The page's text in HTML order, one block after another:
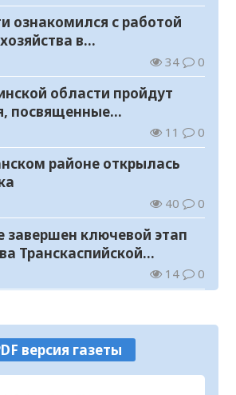
ознакомился с работой
в
районе
34 0
области пройдут
посвященные
дню молодежи 11 0
районе открылась
40 0
завершен ключевой этап
Транскаспийской
линии связи14 0
работы
на 7 августа
версия газеты